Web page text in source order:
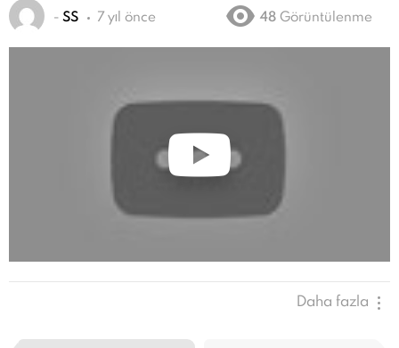
- SS 7 yıl önce 48 Görüntülenme
Daha fazla